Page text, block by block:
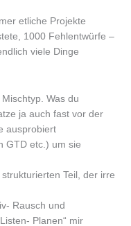
etliche Projekte
1000 Fehlentwürfe –
viele Dinge
Was du
ja auch fast vor der
ausprobiert
GTD etc.) um sie
Teil, der irre
Rausch und
Planen“ mir